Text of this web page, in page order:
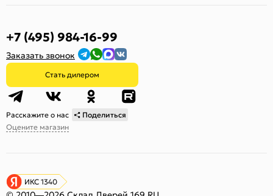
+7 (495) 984-16-99
Заказать звонок
Стать дилером
Расскажите о нас
Поделиться
Оцените магазин
ИКС 1340